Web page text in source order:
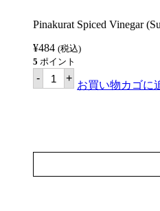
ラ
コ
コ
ナ
ッ
ツ
Pinakurat Spiced Vinegar
¥484 (税込)
5 ポイント
- ピ
ナ
ネ
+
お買い物カゴに